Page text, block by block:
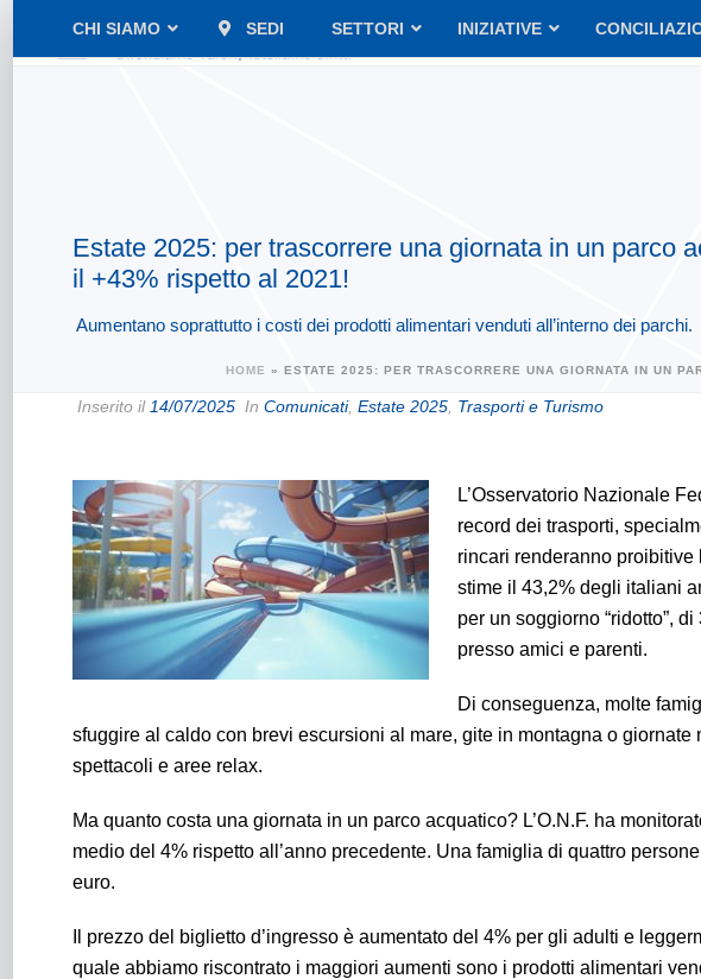
CHI SIAMO SEDI SETTORI INIZIATIVE
Estate 2025: per trascorrere una giornata in un parco
il +43% rispetto al 2021!
Aumentano soprattutto i costi dei prodotti alimentari venduti all’interno dei parchi.
HOME » ESTATE 2025: PER TRASCORRERE UNA GIORNATA IN UN
Inserito il 14/07/2025 In Comunicati, Estate 2025 Trasporti e Turismo
L’Osservatorio Nazionale
record dei trasporti,
rincari renderanno
stime il 43,2% degli italiani
per un soggiorno “ridotto”,
presso amici e parenti.
Di conseguenza, molte
sfuggire al caldo con brevi escursioni al mare, gite in montagna o
spettacoli e aree relax.
Ma quanto costa una giornata in un parco acquatico? L’O.N.F. ha
medio del 4% rispetto all’anno precedente. Una famiglia di quattro
euro.
Il prezzo del biglietto d’ingresso è aumentato del 4% per gli adulti e
quale abbiamo riscontrato i maggiori aumenti sono i prodotti alimentari